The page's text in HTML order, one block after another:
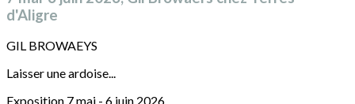
d'Aligre
GIL BROWAEYS
Laisser une ardoise...
Exposition 7 mai - 6 juin 2026